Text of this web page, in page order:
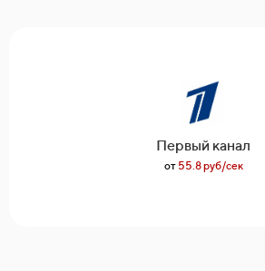
Первый канал
от55.8 руб/сек